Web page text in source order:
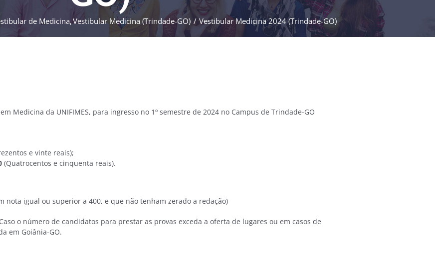
de Medicina Vestibular Medicina (Trindade-GO) Vestibular Medicina 2024 (Trindade-GO)
Medicina da UNIFIMES, para ingresso no 1º semestre de 2024 no Campus de Trindade-GO
e vinte reais);
(Quatrocentos e cinquenta reais).
nota igual ou superior a 400, e que não tenham zerado a redação)
o número de candidatos para prestar as provas exceda a oferta de lugares ou em casos de
em Goiânia-GO.